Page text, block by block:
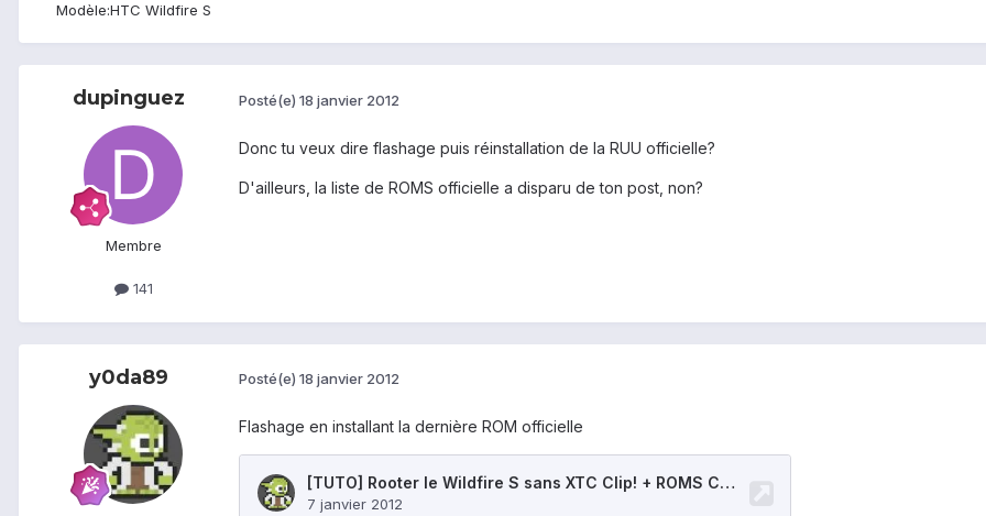
Modèle:HTC Wildfire S
dupinguez
Membre
141
Posté(e) 18 janvier 2012
Donc tu veux dire flashage puis réinstallation de la RUU officielle?
D'ailleurs, la liste de ROMS officielle a disparu de ton post, non?
y0da89 Posté(e) 18 janvier 2012
Flashage en installant la dernière ROM officielle